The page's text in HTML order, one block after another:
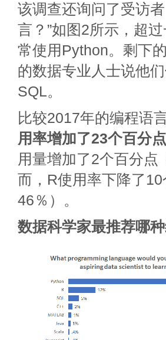
该调查还询问了受访
言？”如图2所示，超
常使用Python。剩下
的数据专业人士说他
SQL。
比较2017年的编程语
用率增加了23个百分点
用量增加了2个百分点
而，R使用率下降了
46％）。
数据科学家最推荐哪